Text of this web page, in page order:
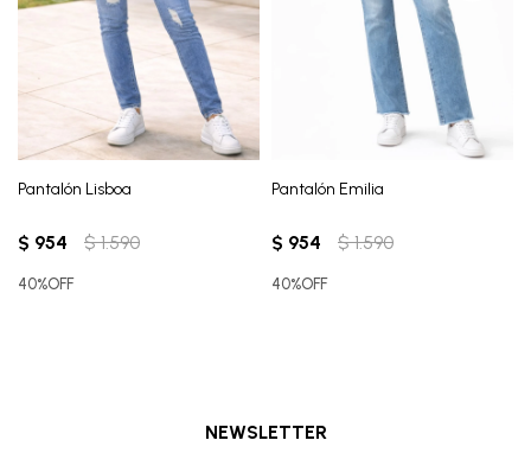
Pantalón Lisboa
$ 954 $ 1.590
40%OFF
Pantalón Emilia
$ 954 $ 1.590
40%OFF
NEWSLETTER